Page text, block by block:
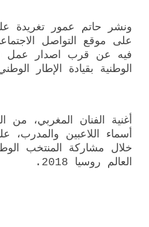
ونشر حاتم عمور تغريدة
على موقع التواصل
فيه عن قرب اصدار عمل
الوطنية بقيادة الإطار
أغنية الفنان المغربي، من
أسماء اللاعبين والمدرب،
خلال مشاركة المنتخب
العالم روسيا 2018.